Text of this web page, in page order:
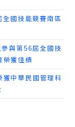
國技能競賽南區
與第56屆全國技
榮獲佳績
獲中華民國管理科